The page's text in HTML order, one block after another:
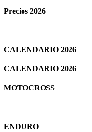
Precios 2026
CALENDARIO 2026
CALENDARIO 2026
MOTOCROSS
ENDURO